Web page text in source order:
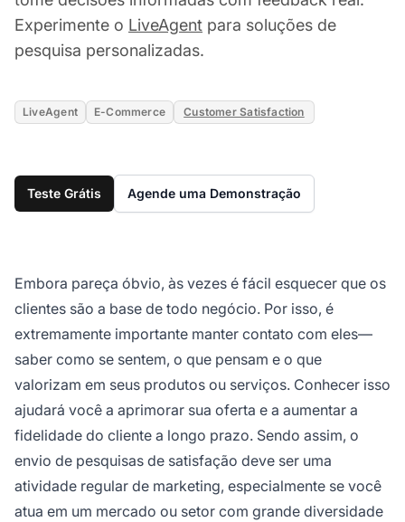
Experimente o LiveAgent para soluções de
pesquisa personalizadas.
LiveAgent E-Commerce Customer Satisfaction
Teste Grátis Agende uma Demonstração
Embora pareça óbvio, às vezes é fácil esquecer que os
clientes são a base de todo negócio. Por isso, é
extremamente importante manter contato com eles—
saber como se sentem, o que pensam e o que
valorizam em seus produtos ou serviços. Conhecer isso
ajudará você a aprimorar sua oferta e a aumentar a
fidelidade do cliente a longo prazo. Sendo assim, o
envio de pesquisas de satisfação deve ser uma
atividade regular de marketing, especialmente se você
atua em um mercado ou setor com grande diversidade